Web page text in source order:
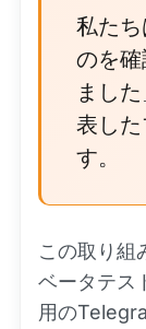
私た
のを
まし
表し
す。
この取り組
ベータテス
用の